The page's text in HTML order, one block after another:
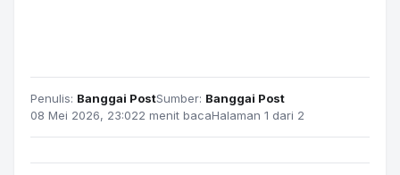
Penulis: Banggai PostSumber: Banggai Post
08 Mei 2026, 23:022 menit bacaHalaman 1 dari 2